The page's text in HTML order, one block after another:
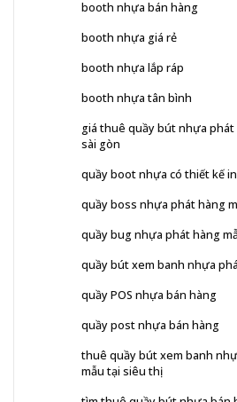
booth nhựa bán hàng
booth nhựa giá rẻ
booth nhựa lắp ráp
booth nhựa tân bình
giá thuê quầy bút nhựa phát
sài gòn
quầy boot nhựa có thiết kế
quầy boss nhựa phát hàng
quầy bug nhựa phát hàng
quầy bút xem banh nhựa
quầy POS nhựa bán hàng
quầy post nhựa bán hàng
thuê quầy bút xem banh
mẫu tại siêu thị